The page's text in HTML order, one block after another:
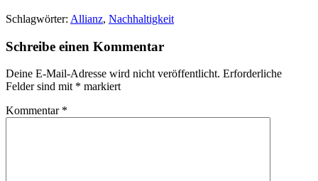
Schlagwörter: Allianz, Nachhaltigkeit
Schreibe einen Kommentar
Deine E-Mail-Adresse wird nicht veröffentlicht. Erforderliche
Felder sind mit * markiert
Kommentar *